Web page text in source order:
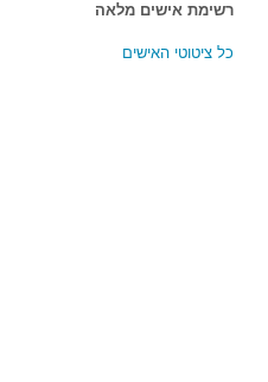
רשימת אישים מלאה
כל ציטוטי האישים